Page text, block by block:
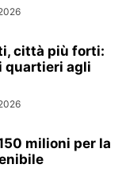
città più forti:
quartieri agli
milioni per la